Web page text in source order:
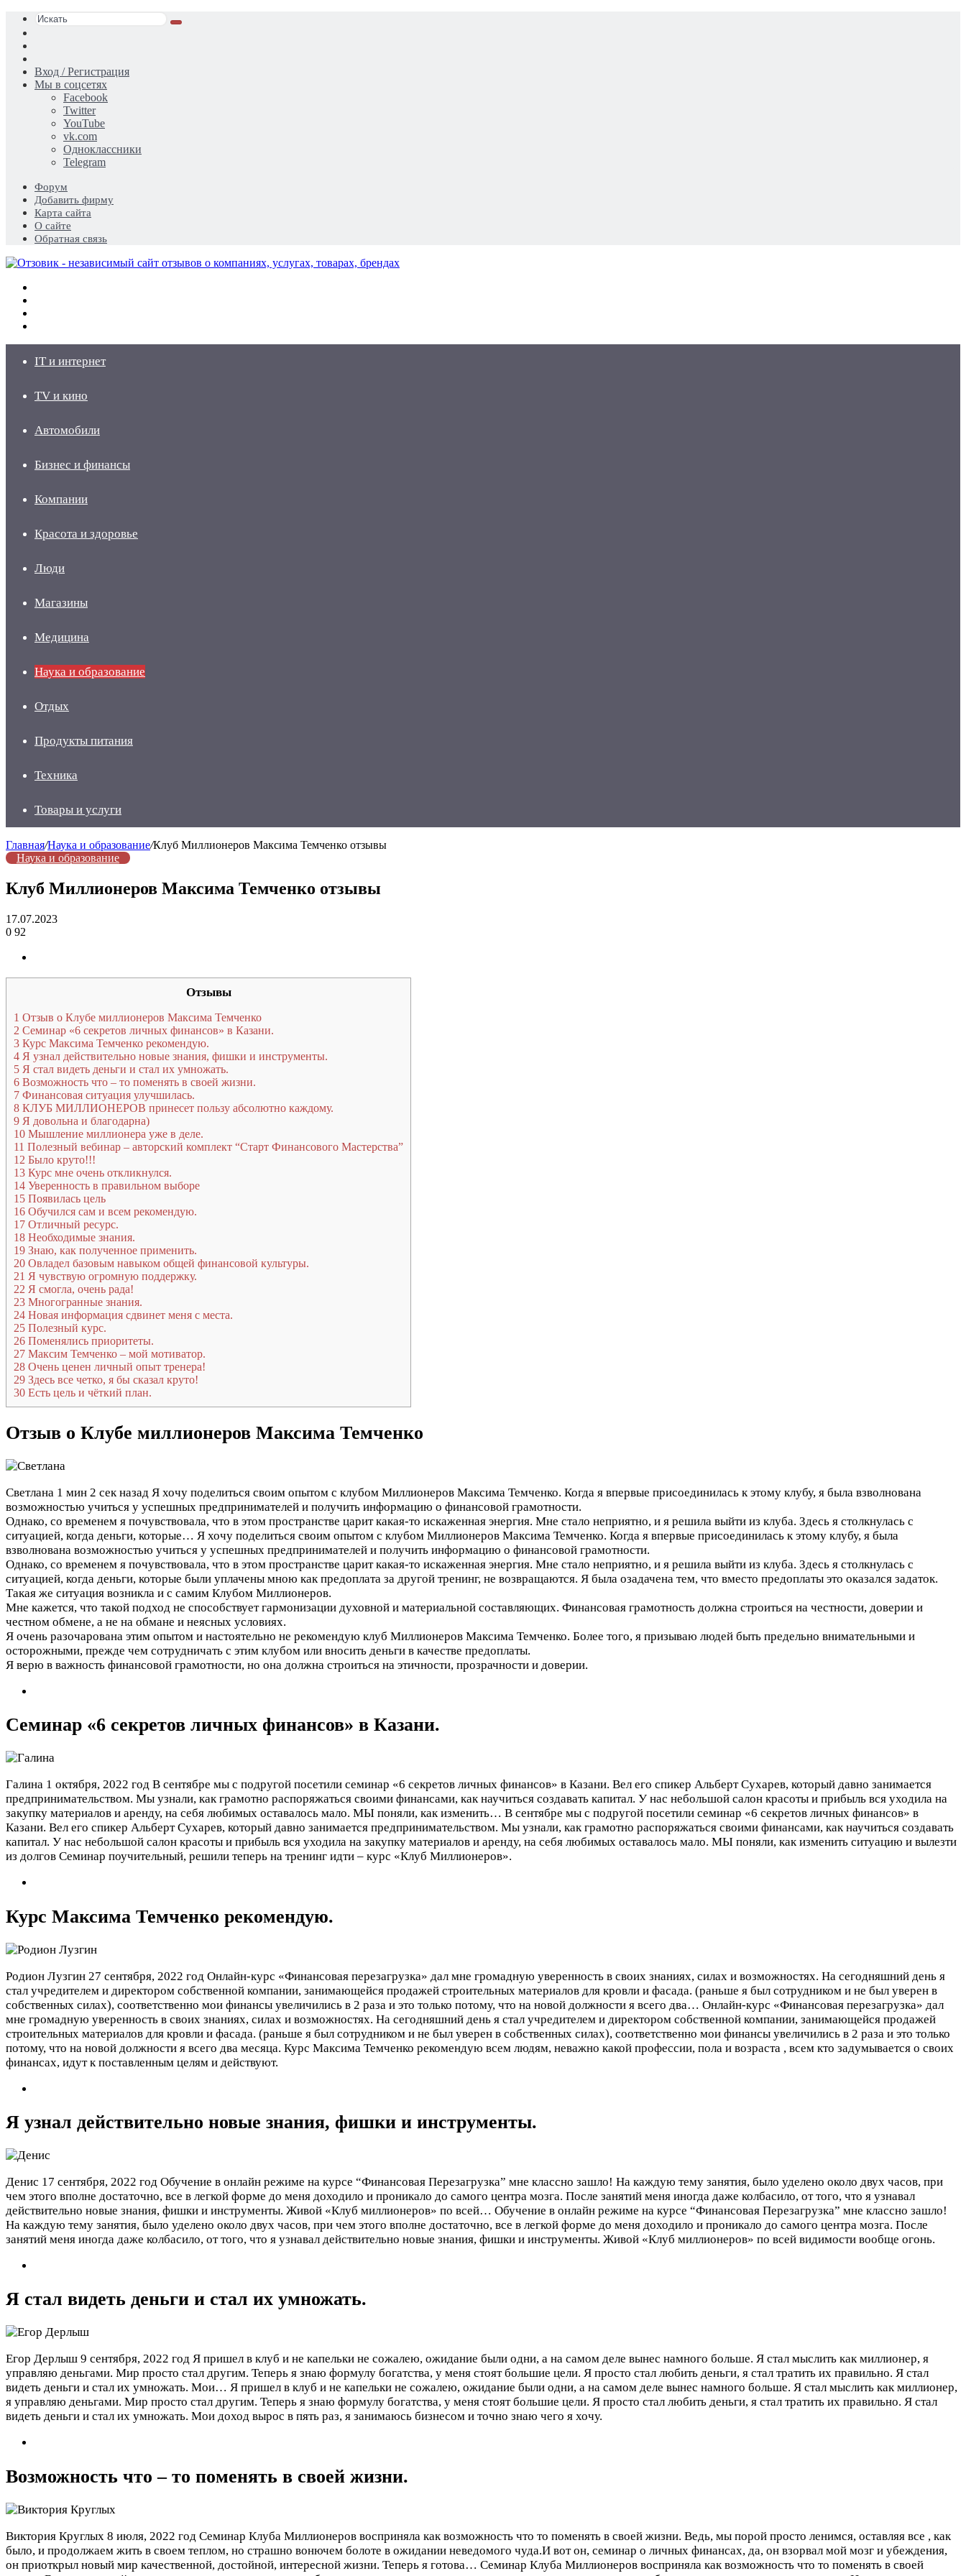
Искать
статья
Вход / Регистрация
Мы в соцсетях
Facebook
Twitter
YouTube
vk.com
Одноклассники
Telegram
Форум
Добавить фирму
Карта сайта
О сайте
Обратная связь
IT и интернет
TV и кино
Автомобили
Бизнес и финансы
Компании
Красота и здоровье
Люди
Магазины
Медицина
Наука и образование
Отдых
Продукты питания
Техника
Товары и услуги
Главная/Наука и образование/Клуб Миллионеров Максима Темченко отзывы
Наука и образование
Клуб Миллионеров Максима Темченко отзывы
17.07.2023
0 92
Отзывы
1 Отзыв о Клубе миллионеров Максима Темченко
2 Семинар «6 секретов личных финансов» в Казани.
3 Курс Максима Темченко рекомендую.
4 Я узнал действительно новые знания, фишки и инструменты.
5 Я стал видеть деньги и стал их умножать.
6 Возможность что – то поменять в своей жизни.
7 Финансовая ситуация улучшилась.
8 КЛУБ МИЛЛИОНЕРОВ принесет пользу абсолютно каждому.
9 Я довольна и благодарна)
10 Мышление миллионера уже в деле.
11 Полезный вебинар – авторский комплект “Старт Финансового Мастерства”
12 Было круто!!!
13 Курс мне очень откликнулся.
14 Уверенность в правильном выборе
15 Появилась цель
16 Обучился сам и всем рекомендую.
17 Отличный ресурс.
18 Необходимые знания.
19 Знаю, как полученное применить.
20 Овладел базовым навыком общей финансовой культуры.
21 Я чувствую огромную поддержку.
22 Я смогла, очень рада!
23 Многогранные знания.
24 Новая информация сдвинет меня с места.
25 Полезный курс.
26 Поменялись приоритеты.
27 Максим Темченко – мой мотиватор.
28 Очень ценен личный опыт тренера!
29 Здесь все четко, я бы сказал круто!
30 Есть цель и чёткий план.
Отзыв о Клубе миллионеров Максима Темченко
Светлана 1 мин 2 сек назад Я хочу поделиться своим опытом с клубом Миллионеров Максима Темченко. Когда я впервые присоединилась к этому клубу, я была взволнована
возможностью учиться у успешных предпринимателей и получить информацию о финансовой грамотности.
Однако, со временем я почувствовала, что в этом пространстве царит какая-то искаженная энергия. Мне стало неприятно, и я решила выйти из клуба. Здесь я столкнулась с
ситуацией, когда деньги, которые… Я хочу поделиться своим опытом с клубом Миллионеров Максима Темченко. Когда я впервые присоединилась к этому клубу, я была
взволнована возможностью учиться у успешных предпринимателей и получить информацию о финансовой грамотности.
Однако, со временем я почувствовала, что в этом пространстве царит какая-то искаженная энергия. Мне стало неприятно, и я решила выйти из клуба. Здесь я столкнулась с
ситуацией, когда деньги, которые были уплачены мною как предоплата за другой тренинг, не возвращаются. Я была озадачена тем, что вместо предоплаты это оказался задаток.
Такая же ситуация возникла и с самим Клубом Миллионеров.
Мне кажется, что такой подход не способствует гармонизации духовной и материальной составляющих. Финансовая грамотность должна строиться на честности, доверии и
честном обмене, а не на обмане и неясных условиях.
Я очень разочарована этим опытом и настоятельно не рекомендую клуб Миллионеров Максима Темченко. Более того, я призываю людей быть предельно внимательными и
осторожными, прежде чем сотрудничать с этим клубом или вносить деньги в качестве предоплаты.
Я верю в важность финансовой грамотности, но она должна строиться на этичности, прозрачности и доверии.
Семинар «6 секретов личных финансов» в Казани.
Галина 1 октября, 2022 год В сентябре мы с подругой посетили семинар «6 секретов личных финансов» в Казани. Вел его спикер Альберт Сухарев, который давно занимается
предпринимательством. Мы узнали, как грамотно распоряжаться своими финансами, как научиться создавать капитал. У нас небольшой салон красоты и прибыль вся уходила на
закупку материалов и аренду, на себя любимых оставалось мало. МЫ поняли, как изменить… В сентябре мы с подругой посетили семинар «6 секретов личных финансов» в
Казани. Вел его спикер Альберт Сухарев, который давно занимается предпринимательством. Мы узнали, как грамотно распоряжаться своими финансами, как научиться создавать
капитал. У нас небольшой салон красоты и прибыль вся уходила на закупку материалов и аренду, на себя любимых оставалось мало. МЫ поняли, как изменить ситуацию и вылезти
из долгов Семинар поучительный, решили теперь на тренинг идти – курс «Клуб Миллионеров».
Курс Максима Темченко рекомендую.
Родион Лузгин 27 сентября, 2022 год Онлайн-курс «Финансовая перезагрузка» дал мне громадную уверенность в своих знаниях, силах и возможностях. На сегодняшний день я
стал учредителем и директором собственной компании, занимающейся продажей строительных материалов для кровли и фасада. (раньше я был сотрудником и не был уверен в
собственных силах), соответственно мои финансы увеличились в 2 раза и это только потому, что на новой должности я всего два… Онлайн-курс «Финансовая перезагрузка» дал
мне громадную уверенность в своих знаниях, силах и возможностях. На сегодняшний день я стал учредителем и директором собственной компании, занимающейся продажей
строительных материалов для кровли и фасада. (раньше я был сотрудником и не был уверен в собственных силах), соответственно мои финансы увеличились в 2 раза и это только
потому, что на новой должности я всего два месяца. Курс Максима Темченко рекомендую всем людям, неважно какой профессии, пола и возраста , всем кто задумывается о своих
финансах, идут к поставленным целям и действуют.
Я узнал действительно новые знания, фишки и инструменты.
Денис 17 сентября, 2022 год Обучение в онлайн режиме на курсе “Финансовая Перезагрузка” мне классно зашло! На каждую тему занятия, было уделено около двух часов, при
чем этого вполне достаточно, все в легкой форме до меня доходило и проникало до самого центра мозга. После занятий меня иногда даже колбасило, от того, что я узнавал
действительно новые знания, фишки и инструменты. Живой «Клуб миллионеров» по всей… Обучение в онлайн режиме на курсе “Финансовая Перезагрузка” мне классно зашло!
На каждую тему занятия, было уделено около двух часов, при чем этого вполне достаточно, все в легкой форме до меня доходило и проникало до самого центра мозга. После
занятий меня иногда даже колбасило, от того, что я узнавал действительно новые знания, фишки и инструменты. Живой «Клуб миллионеров» по всей видимости вообще огонь.
Я стал видеть деньги и стал их умножать.
Егор Дерлыш 9 сентября, 2022 год Я пришел в клуб и не капельки не сожалею, ожидание были одни, а на самом деле вынес намного больше. Я стал мыслить как миллионер, я
управляю деньгами. Мир просто стал другим. Теперь я знаю формулу богатства, у меня стоят большие цели. Я просто стал любить деньги, я стал тратить их правильно. Я стал
видеть деньги и стал их умножать. Мои… Я пришел в клуб и не капельки не сожалею, ожидание были одни, а на самом деле вынес намного больше. Я стал мыслить как миллионер,
я управляю деньгами. Мир просто стал другим. Теперь я знаю формулу богатства, у меня стоят большие цели. Я просто стал любить деньги, я стал тратить их правильно. Я стал
видеть деньги и стал их умножать. Мои доход вырос в пять раз, я занимаюсь бизнесом и точно знаю чего я хочу.
Возможность что – то поменять в своей жизни.
Виктория Круглых 8 июля, 2022 год Семинар Клуба Миллионеров восприняла как возможность что то поменять в своей жизни. Ведь, мы порой просто ленимся, оставляя все , как
было, и продолжаем жить в своем теплом, но страшно вонючем болоте в ожидании неведомого чуда.И вот он, семинар о личных финансах, да, он взорвал мой мозг и убеждения,
он приоткрыл новый мир качественной, достойной, интересной жизни. Теперь я готова… Семинар Клуба Миллионеров восприняла как возможность что то поменять в своей